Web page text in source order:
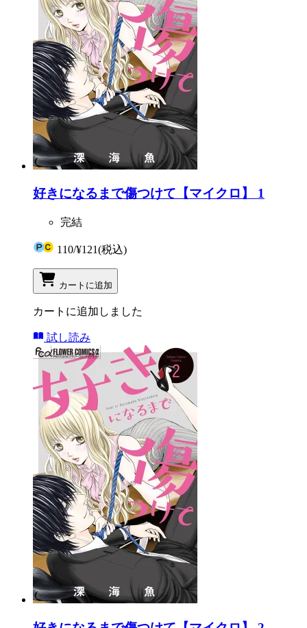
好きになるまで傷つけて【マイクロ】 1
完結
110/¥121(税込)
カートに追加
カートに追加しました
試し読み